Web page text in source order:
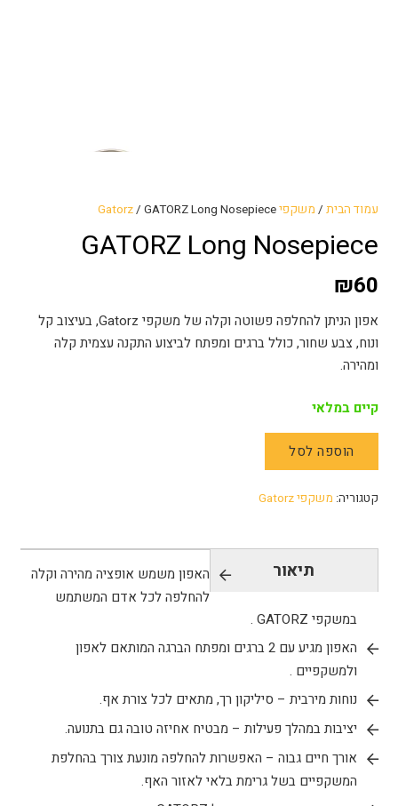
עמוד הבית / משקפי Gatorz/ GATORZ Long Nosepiece
GATORZ Long Nosepiece
₪60
אפון הניתן להחלפה פשוטה וקלה של משקפי Gatorz, בעיצוב קל
ונוח, צבע שחור, כולל ברגים ומפתח לביצוע התקנה עצמית קלה
ומהירה.
קיים במלאי
כמות
GATORZ
Nosepiece
הוספה לסל
קטגוריה: משקפי Gatorz
תיאור
האפון משמש אופציה מהירה וקלה
להחלפה לכל אדם המשתמש
במשקפי GATORZ .
האפון מגיע עם 2 ברגים ומפתח הברגה המותאם לאפון
ולמשקפיים .
נוחות מירבית – סיליקון רך, מתאים לכל צורת אף.
יציבות במהלך פעילות – מבטיח אחיזה טובה גם בתנועה.
אורך חיים גבוה – האפשרות להחלפה מונעת צורך בהחלפת
המשקפיים בשל גרימת בלאי לאזור האף.